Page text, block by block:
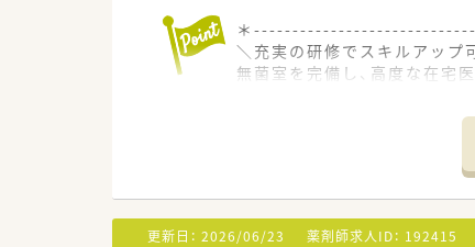
＊
＼充実の研修でスキルアップ
無菌室を完備し、高度な在宅
＊
■東多久駅からお車で3分ほ
■門前の総合病院から内科や
■繁忙期には応需枚数が増加
更新日： 2026/06/23 薬剤師求人ID： 192415